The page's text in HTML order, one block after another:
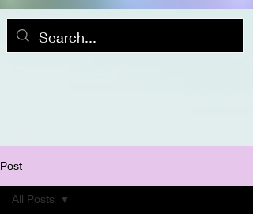
Post
All Posts